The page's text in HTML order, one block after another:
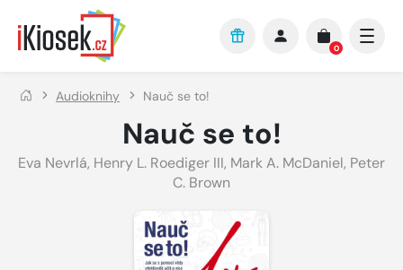
Přejít na hlavní obsah
0
Audioknihy Nauč se to!
Nauč se to!
Eva Nevrlá, Henry L. Roediger III, Mark A. McDaniel, Peter
C. Brown